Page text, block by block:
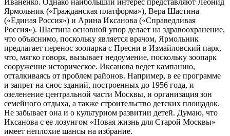
Ярмольник («Гражданская платформа»), Вера Шастина
(«Единая Россия») и Арина Иксанова («Справедливая
Россия»). Шастина основной упор делает на здравоохранение,
что объяснимо, поскольку является врачом, Ярмольник
предлагает перенос зоопарка с Пресни в Измайловский парк,
что, мягко говоря, вызывает недоумение, поскольку зоопарк
сооружение историческое. Иксанова ведет кампанию,
отталкиваясь от проблем районов. Например, в ее программе
и запрет на снос зданий, построенных до 1956 года, и
озеленение центральной части Москвы, и организация зон
семейного отдыха, а также строительство детских площадок.
Не забывает она и о культурном развитии детей. Думаю, что
Иксанова с ее лозунгом «Новая жизнь для Старой Москвы»
имеет неплохие шансы на избрание.